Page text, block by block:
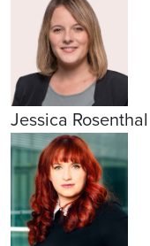
Jessica Rosenthal